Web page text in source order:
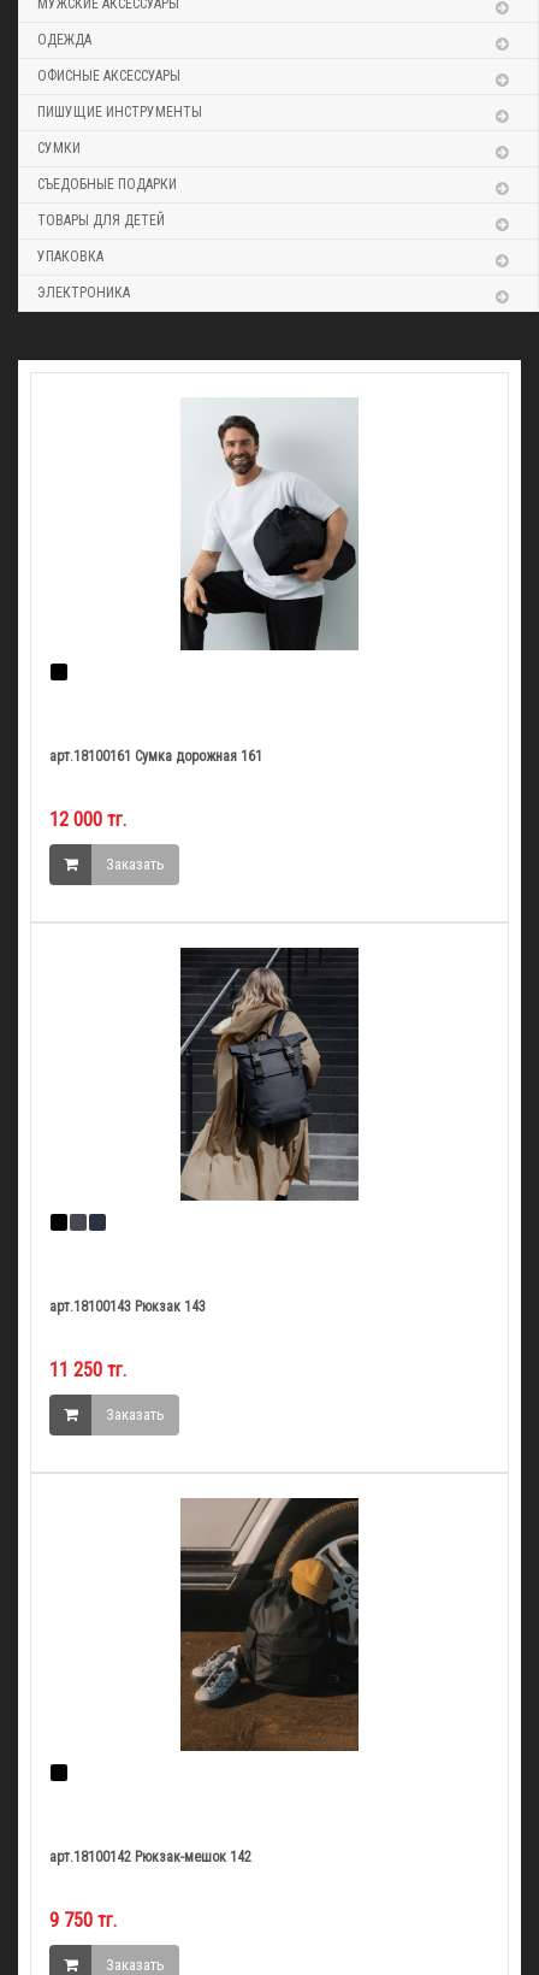
ОДЕЖДА
ОФИСНЫЕ АКСЕССУАРЫ
ПИШУЩИЕ ИНСТРУМЕНТЫ
СУМКИ
СЪЕДОБНЫЕ ПОДАРКИ
ТОВАРЫ ДЛЯ ДЕТЕЙ
УПАКОВКА
ЭЛЕКТРОНИКА
арт.18100161 Сумка дорожная 161
12 000 тг.
Заказать
арт.18100143 Рюкзак 143
11 250 тг.
Заказать
арт.18100142 Рюкзак-мешок 142
9 750 тг.
Заказать